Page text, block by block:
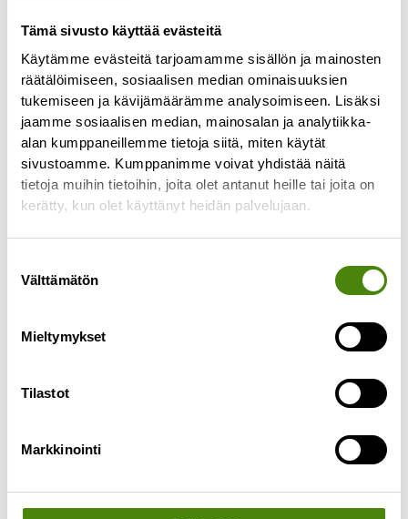
Tämä sivusto käyttää evästeitä
Käytämme evästeitä tarjoamamme sisällön ja mainosten
räätälöimiseen, sosiaalisen median ominaisuuksien
tukemiseen ja kävijämäärämme analysoimiseen. Lisäksi
jaamme sosiaalisen median, mainosalan ja analytiikka-
alan kumppaneillemme tietoja siitä, miten käytät
sivustoamme. Kumppanimme voivat yhdistää näitä
tietoja muihin tietoihin, joita olet antanut heille tai joita on
kerätty, kun olet käyttänyt heidän palvelujaan.
valinta
Välttämätön
Mieltymykset
Tilastot
Markkinointi
Jäteastioiden toimituksissa
viivästyksiä
21.6.2023
Jäteastiatoimituksemme ovat ruuhkautuneet ja
ajan. Meille tulleiden jäteastiatilausten määrä on
Lue lisää »